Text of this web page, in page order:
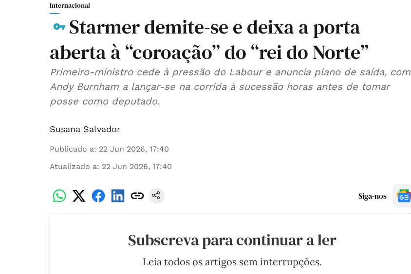
Internacional
Starmer demite-se e deixa a porta
aberta à “coroação” do “rei do Norte”
Primeiro-ministro cede à pressão do Labour e anuncia plano de saída, com
Andy Burnham a lançar-se na corrida à sucessão horas antes de tomar
posse como deputado.
Susana Salvador
Publicado a: 22 Jun 2026, 17:40
Atualizado a: 22 Jun 2026, 17:40
Siga-nos
Subscreva para continuar a ler
Leia todos os artigos sem interrupções.